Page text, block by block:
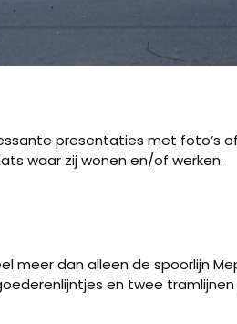
presentaties met foto’s
waar zij wonen en/of werken.
meer dan alleen de spoorlijn
en twee